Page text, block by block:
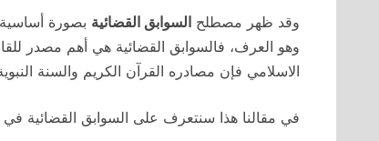
وقد ظهر مصطلح السوابق القضائية بصورة
وهو العرف، فالسوابق القضائية هي أهم مصدر
الاسلامي فإن مصادره القرآن الكريم والسنة
في مقالنا هذا سنتعرف على السوابق القضائية في